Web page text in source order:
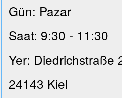
Gün: Pazar
Saat: 9:30 - 11:30
Yer: Diedrichstraße
24143 Kiel